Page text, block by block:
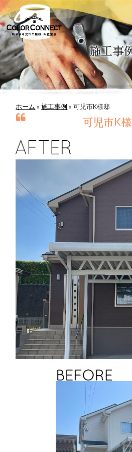
お電話からのお
TEL.0120-
ホーム
こだわり
エアー鉋工
施工事例
求人情報
ぬりログ
施工事
ホーム »施工事例 »可児市K様邸
可児市K